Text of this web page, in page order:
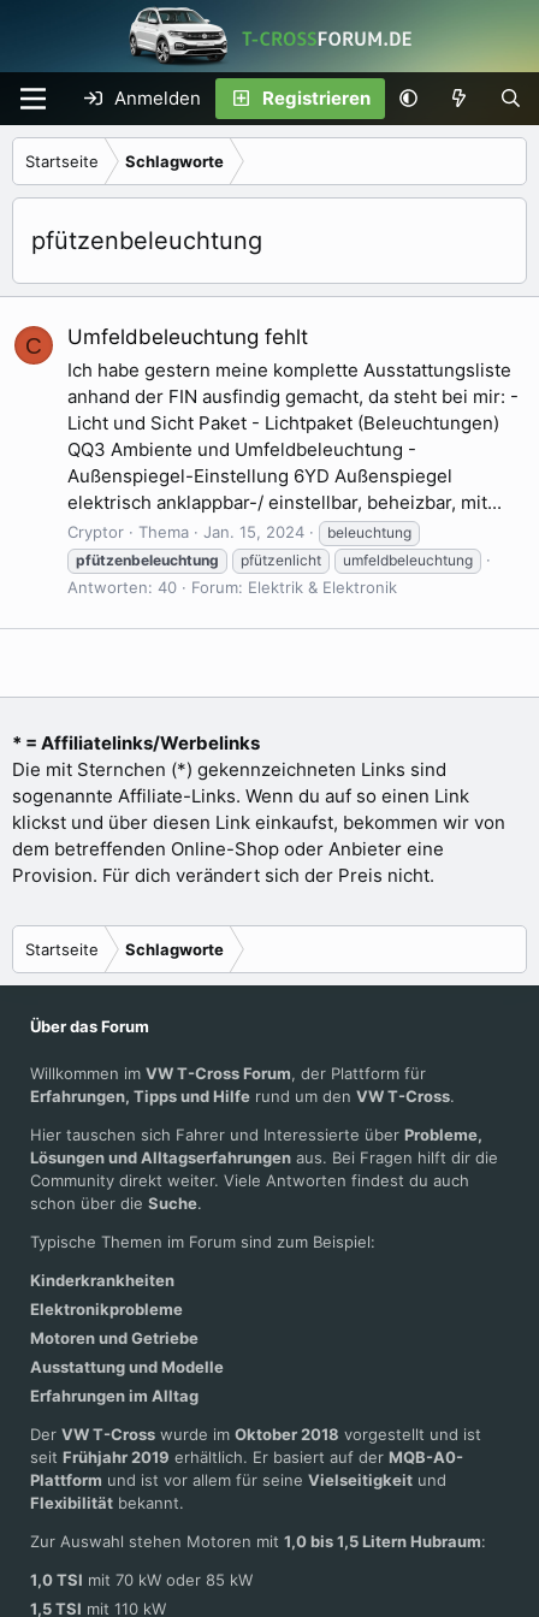
Anmelden Registrieren
Startseite Schlagworte
pfützenbeleuchtung
C Umfeldbeleuchtung fehlt
Ich habe gestern meine komplette Ausstattungsliste
anhand der FIN ausfindig gemacht, da steht bei mir: -
Licht und Sicht Paket - Lichtpaket (Beleuchtungen)
QQ3 Ambiente und Umfeldbeleuchtung -
Außenspiegel-Einstellung 6YD Außenspiegel
elektrisch anklappbar-/ einstellbar, beheizbar, mit...
Cryptor Thema Jan. 15, 2024
beleuchtung
pfützenbeleuchtung
pfützenlicht umfeldbeleuchtung
Antworten: 40 Forum: Elektrik & Elektronik
* = Affiliatelinks/Werbelinks
Die mit Sternchen (*) gekennzeichneten Links sind
sogenannte Affiliate-Links. Wenn du auf so einen Link
klickst und über diesen Link einkaufst, bekommen wir von
dem betreffenden Online-Shop oder Anbieter eine
Provision. Für dich verändert sich der Preis nicht.
Startseite Schlagworte
Über das Forum
Willkommen im VW T-Cross Forum, der Plattform für
Erfahrungen, Tipps und Hilfe rund um den VW T-Cross.
Hier tauschen sich Fahrer und Interessierte über Probleme,
Lösungen und Alltagserfahrungen aus. Bei Fragen hilft dir die
Community direkt weiter. Viele Antworten findest du auch
schon über die Suche.
Typische Themen im Forum sind zum Beispiel:
Kinderkrankheiten
Elektronikprobleme
Motoren und Getriebe
Ausstattung und Modelle
Erfahrungen im Alltag
Der VW T-Cross wurde im Oktober 2018 vorgestellt und ist
seit Frühjahr 2019 erhältlich. Er basiert auf der MQB-A0-
Plattform und ist vor allem für seine Vielseitigkeit und
Flexibilität bekannt.
Zur Auswahl stehen Motoren mit 1,0 bis 1,5 Litern Hubraum:
1,0 TSI mit 70 kW oder 85 kW
1,5 TSI mit 110 kW